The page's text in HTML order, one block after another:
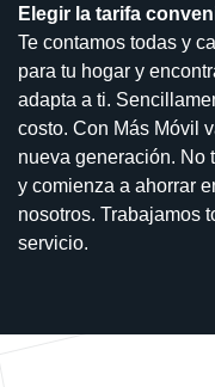
Elegir la tarifa
Te contamos todas y
para tu hogar y
adapta a ti.
costo. Con Más Móvil
nueva generación. No
y comienza a ahorrar
nosotros. Trabajamos
servicio.